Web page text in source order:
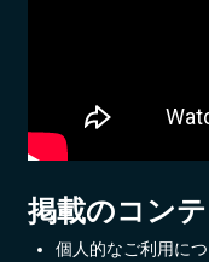
掲載のコン
個人的なご利用に